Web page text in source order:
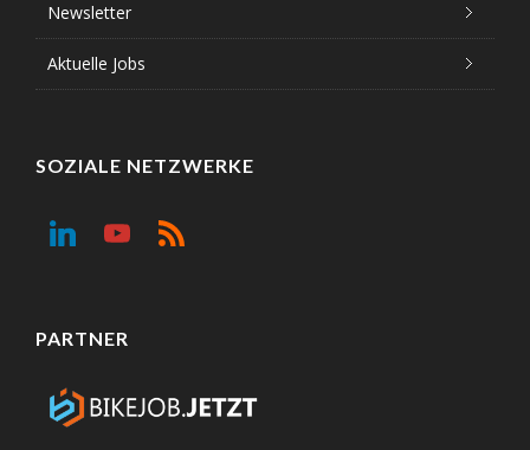
Newsletter
Aktuelle Jobs
SOZIALE NETZWERKE
PARTNER